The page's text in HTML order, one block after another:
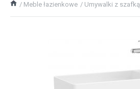
Meble łazienkowe Umywalki z szafką